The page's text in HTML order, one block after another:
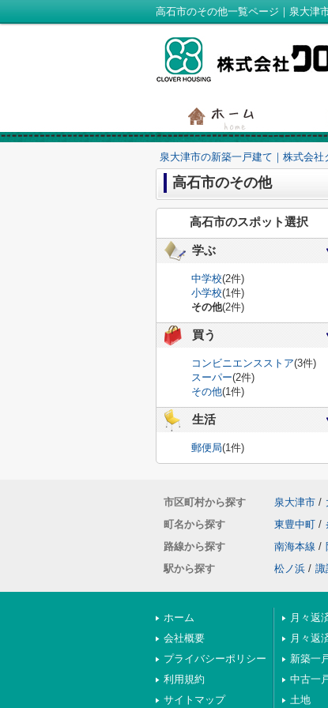
高石市のその他一覧ページ｜泉大津
泉大津市の新築一戸建て｜株式会
高石市のその他
高石市のスポット選択
学ぶ
中学校(2件)
小学校(1件)
その他(2件)
買う
コンビニエンスストア(3件)
スーパー(2件)
その他(1件)
生活
郵便局(1件)
市区町村から探す 泉大津市 /
町名から探す
東豊中町 /
路線から探す
南海本線 /
駅から探す
松ノ浜 / 諏
ホーム
会社概要
プライバシーポリシー
利用規約
サイトマップ
月々返
月々返
新築一
中古一
土地